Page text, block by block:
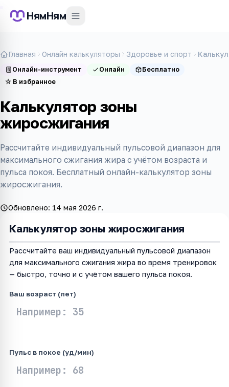
НямНям
Главная Онлайн калькуляторы Здоровье и спорт
Онлайн-инструмент Онлайн
Бесплатно
☆ В избранное
Калькулятор зоны
жиросжигания
Рассчитайте индивидуальный пульсовой диапазон для
максимального сжигания жира с учётом возраста и
пульса покоя. Бесплатный онлайн-калькулятор зоны
жиросжигания.
Обновлено: 14 мая 2026 г.
Калькулятор зоны жиросжигания
Рассчитайте ваш индивидуальный пульсовой диапазон
для максимального сжигания жира во время тренировок
— быстро, точно и с учётом вашего пульса покоя.
Ваш возраст (лет)
Пульс в покое (уд/мин)